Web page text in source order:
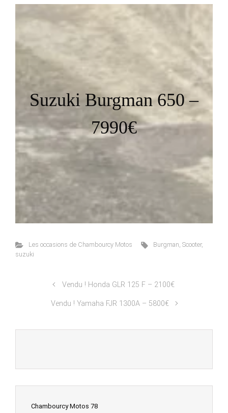
Suzuki Burgman 650 –
7990€
Les occasions de Chambourcy Motos Burgman,Scooter,
suzuki
Vendu ! Honda GLR 125 F – 2100€
Vendu ! Yamaha FJR 1300A – 5800€
Chambourcy Motos 78